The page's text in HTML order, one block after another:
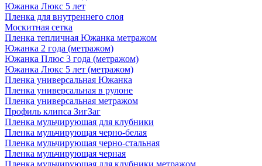
Южанка Люкс 5 лет
Пленка для внутреннего слоя
Москитная сетка
Пленка тепличная Южанка метражом
Южанка 2 года (метражом)
Южанка Плюс 3 года (метражом)
Южанка Люкс 5 лет (метражом)
Пленка универсальная Южанка
Пленка универсальная в рулоне
Пленка универсальная метражом
Профиль клипса ЗигЗаг
Пленка мульчирующая для клубники
Пленка мульчирующая черно-белая
Пленка мульчирующая черно-стальная
Пленка мульчирующая черная
Пленка мульчирующая для клубники метражом